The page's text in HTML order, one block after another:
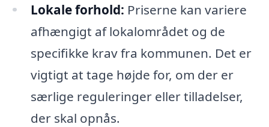
Lokale forhold: Priserne kan variere
afhængigt af lokalområdet og de
specifikke krav fra kommunen. Det er
vigtigt at tage højde for, om der er
særlige reguleringer eller tilladelser,
der skal opnås.